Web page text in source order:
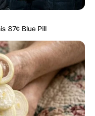
87¢ Blue Pill